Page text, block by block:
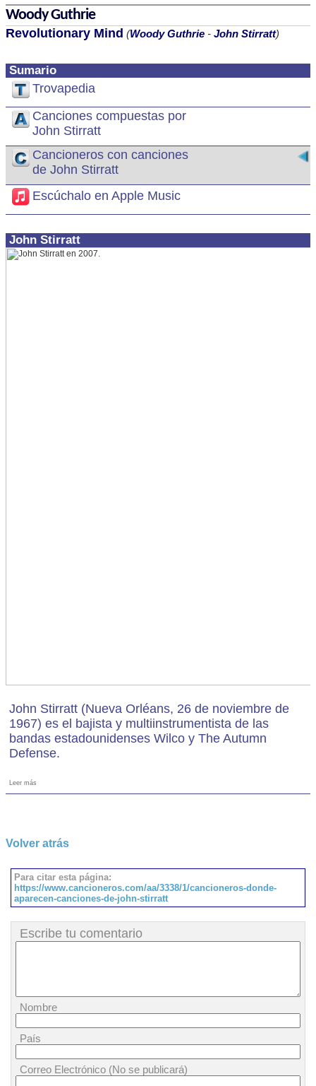
Sumario
Trovapedia
Canciones compuestas por
John Stirratt
Cancioneros con canciones
de John Stirratt
Escúchalo en Apple Music
John Stirratt
John Stirratt (Nueva Orléans, 26 de noviembre de
1967) es el bajista y multiinstrumentista de las
bandas estadounidenses Wilco y The Autumn
Defense.
Leer más
Woody Guthrie
Revolutionary Mind (Woody Guthrie - John Stirratt)
Volver atrás
Para citar esta página:
https://www.cancioneros.com/aa/3338/1/cancioneros-donde-
aparecen-canciones-de-john-stirratt
Escribe tu comentario
Nombre
País
Correo Electrónico (No se publicará)